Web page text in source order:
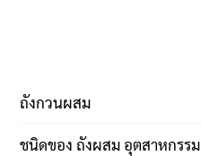
ถังกวนผสม
ชนิดของ ถังผสม อุตสาหกรรม